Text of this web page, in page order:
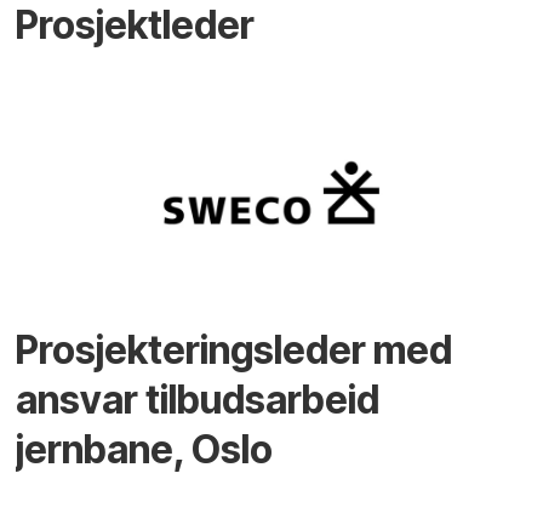
Prosjektleder
Prosjekteringsleder med
ansvar tilbudsarbeid
jernbane, Oslo